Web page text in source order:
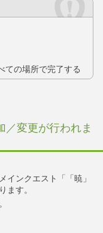
ての場所で完了する
／変更が行われま
インクエスト「「暁」
ます。